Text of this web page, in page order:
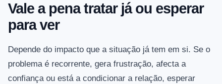
Vale a pena tratar já ou esperar
para ver
Depende do impacto que a situação já tem em si. Se o
problema é recorrente, gera frustração, afecta a
confiança ou está a condicionar a relação, esperar